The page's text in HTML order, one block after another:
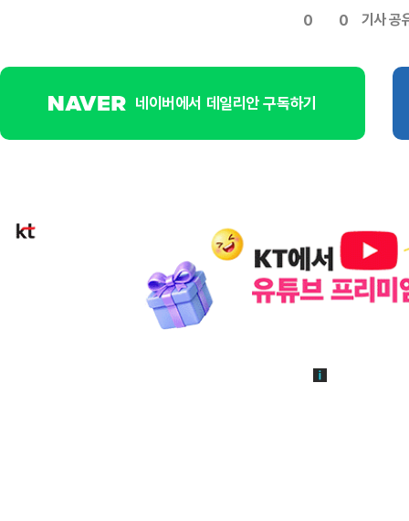
0 0 기사 공
네이버에서 데일리안 구독하기